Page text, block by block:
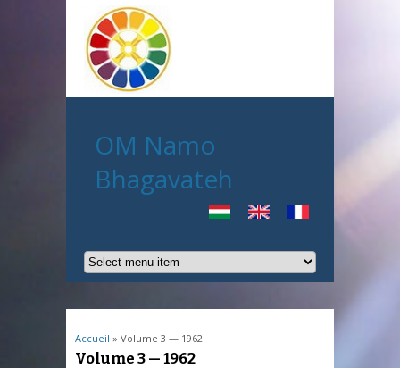
OM Namo
Bhagavateh
Vous êtes ici
Accueil » Volume 3 — 1962
Volume 3 — 1962